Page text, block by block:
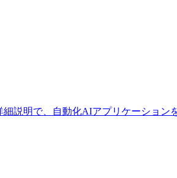
説明で、自動化AIアプリケーション